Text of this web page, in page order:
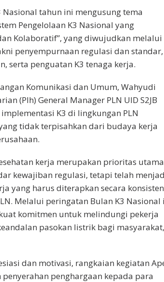
Nasional tahun ini mengusung tema
Pengelolaan K3 Nasional yang
Kolaboratif”, yang diwujudkan melalui
penyempurnaan regulasi dan standar,
serta penguatan K3 tenaga kerja.
Komunikasi dan Umum, Wahyudi
(Plh) General Manager PLN UID S2JB
K3 di lingkungan PLN
tidak terpisahkan dari budaya kerja
kerja merupakan prioritas utama
kewajiban regulasi, tetapi telah
yang harus diterapkan secara konsisten
Melalui peringatan Bulan K3 Nasional
komitmen untuk melindungi pekerja
pasokan listrik bagi
dan motivasi, rangkaian kegiatan
penghargaan kepada para